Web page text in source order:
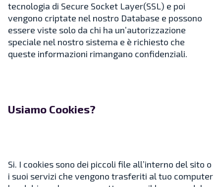
tecnologia di Secure Socket Layer(SSL) e poi
vengono criptate nel nostro Database e possono
essere viste solo da chi ha un’autorizzazione
speciale nel nostro sistema e è richiesto che
queste informazioni rimangano confidenziali.
Usiamo Cookies?
Si. I cookies sono dei piccoli file all’interno del sito o
i suoi servizi che vengono trasferiti al tuo computer